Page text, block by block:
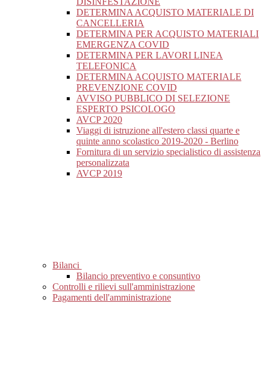
DETERMINA ACQUISTO MATERIALE DI
CANCELLERIA
DETERMINA PER ACQUISTO MATERIALI
EMERGENZA COVID
DETERMINA PER LAVORI LINEA
TELEFONICA
DETERMINA ACQUISTO MATERIALE
PREVENZIONE COVID
AVVISO PUBBLICO DI SELEZIONE
ESPERTO PSICOLOGO
AVCP 2020
Viaggi di istruzione all'estero classi quarte e
quinte anno scolastico 2019-2020 - Berlino
Fornitura di un servizio specialistico di assistenza
personalizzata
AVCP 2019
Bilanci
Bilancio preventivo e consuntivo
Controlli e rilievi sull'amministrazione
Pagamenti dell'amministrazione